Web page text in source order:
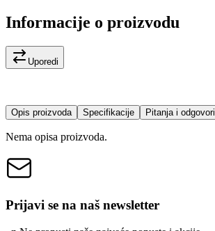
Informacije o proizvodu
Uporedi
Opis proizvoda Specifikacije Pitanja i odgovori
Nema opisa proizvoda.
Prijavi se na naš newsletter